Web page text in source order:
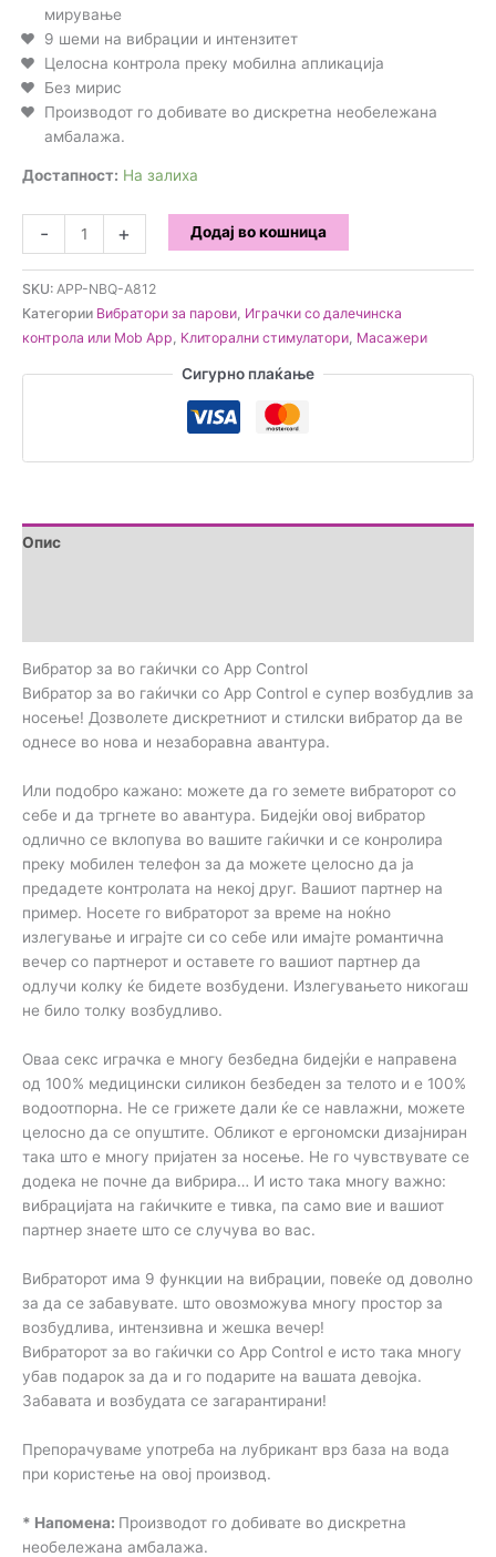
мирување
9 шеми на вибрации и интензитет
Целосна контрола преку мобилна апликација
Без мирис
Производот го добивате во дискретна необележана
амбалажа.
Достапност: На залиха
-
Вибратор
за
во
гаќички
со
App
Control
+ Додај во кошница
SKU: APP-NBQ-A812
Категории Вибратори за парови, Играчки со далечинска
контрола или Mob App, Клиторални стимулатори, Масажери
Сигурно плаќање
Опис
Вибратор за во гаќички со App Control
Вибратор за во гаќички со App Control е супер возбудлив за
носење! Дозволете дискретниот и стилски вибратор да ве
однесе во нова и незаборавна авантура.
Или подобро кажано: можете да го земете вибраторот со
себе и да тргнете во авантура. Бидејќи овој вибратор
одлично се вклопува во вашите гаќички и се конролира
преку мобилен телефон за да можете целосно да ја
предадете контролата на некој друг. Вашиот партнер на
пример. Носете го вибраторот за време на ноќно
излегување и играјте си со себе или имајте романтична
вечер со партнерот и оставете го вашиот партнер да
одлучи колку ќе бидете возбудени. Излегувањето никогаш
не било толку возбудливо.
Оваа секс играчка е многу безбедна бидејќи е направена
од 100% медицински силикон безбеден за телото и е 100%
водоотпорна. Не се грижете дали ќе се навлажни, можете
целосно да се опуштите. Обликот е ергономски дизајниран
така што е многу пријатен за носење. Не го чувствувате се
додека не почне да вибрира… И исто така многу важно:
вибрацијата на гаќичките е тивка, па само вие и вашиот
партнер знаете што се случува во вас.
Вибраторот има 9 функции на вибрации, повеќе од доволно
за да се забавувате. што овозможува многу простор за
возбудлива, интензивна и жешка вечер!
Вибраторот за во гаќички со App Control е исто така многу
убав подарок за да и го подарите на вашата девојка.
Забавата и возбудата се загарантирани!
Препорачуваме употреба на лубрикант врз база на вода
при користење на овој производ.
* Напомена: Производот го добивате во дискретна
необележана амбалажа.